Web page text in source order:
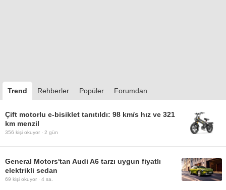
Trend Rehberler Popüler Forumdan
Çift motorlu e-bisiklet tanıtıldı: 98 km/s hız ve 321
km menzil
356 kişi okuyor · 2 gün
General Motors'tan Audi A6 tarzı uygun fiyatlı
elektrikli sedan
69 kişi okuyor · 4 sa.